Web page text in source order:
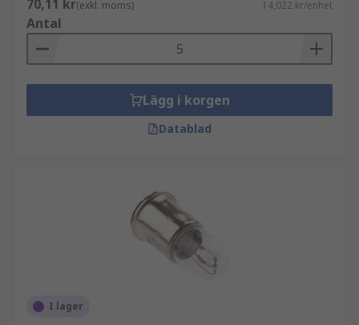
Ugnslampor måste tåla en rad olika
temperaturer, så de är främst utformade och
tillverkade med speciellt värmebeständigt
lödmedel. De kan tillförlitligt fungera mycket
tillfredsställande vid höga ugnstemperaturer
push-up kapsellampor, vilket gör dem idealiska
för ett brett utbud av hushålls- och elektriska
70,11 kr(exkl. moms) 14,022 kr/enhet
Antal
Lägg i korgen
Datablad
I lager